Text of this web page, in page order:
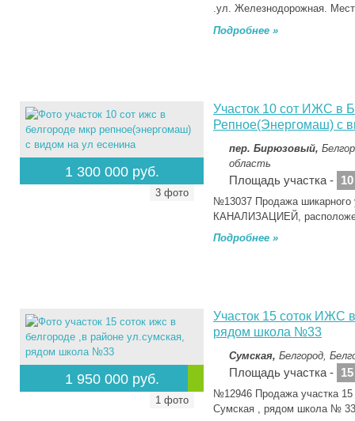
.ул. Железнодорожная.
Подробнее »
1 300 000 руб.
3 фото
Участок 10 сот ИЖС в
Репное(Энергомаш) с
пер. Бирюзовый,
область
Площадь участка - 10
№13037 Продажа
КАНАЛИЗАЦИЕЙ,
Подробнее »
1 950 000 руб.
1 фото
Участок 15 соток ИЖС
рядом школа №33
Сумская, Белгород,
Площадь участка - 15
№12946 Продажа участка
Сумская , рядом школа №